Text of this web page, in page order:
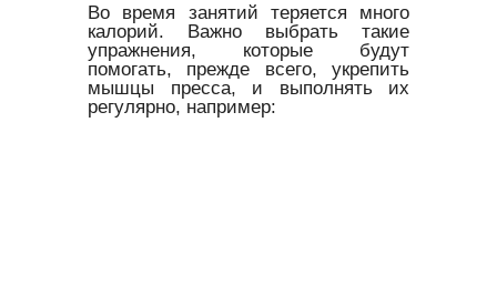
Во время занятий теряется много
калорий. Важно выбрать такие
упражнения, которые будут
помогать, прежде всего, укрепить
мышцы пресса, и выполнять их
регулярно, например: